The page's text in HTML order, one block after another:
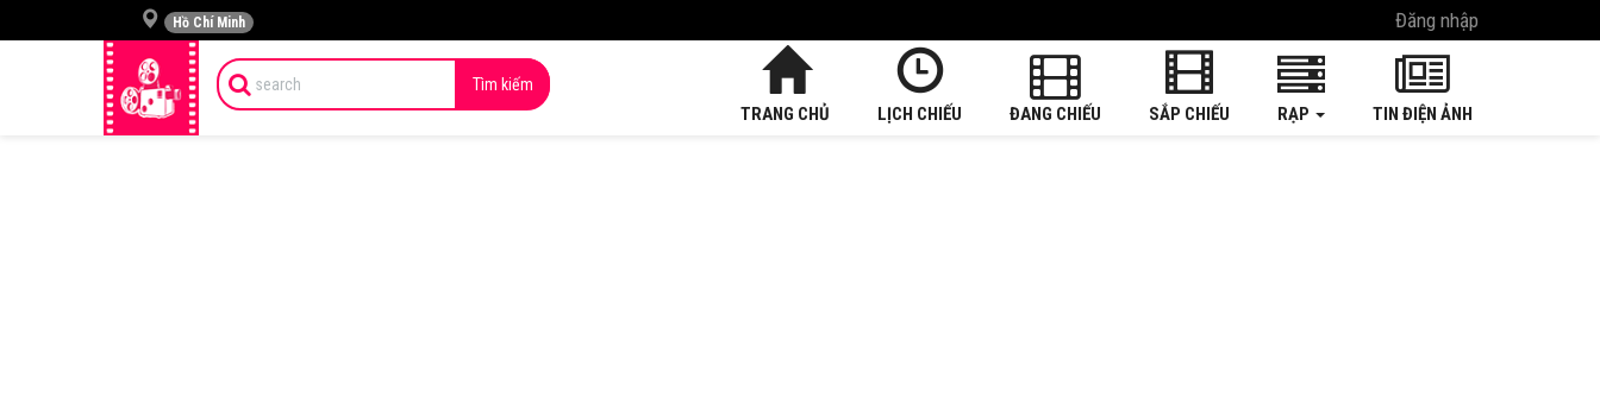
Hồ Chí Minh Đăng nhập
Tìm kiếm
TRANG CHỦ LỊCH CHIẾU ĐANG CHIẾU SẮP CHIẾU RẠP TIN ĐIỆN ẢNH